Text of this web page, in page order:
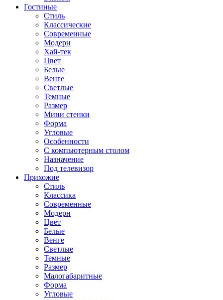
Гостиные
Стиль
Классические
Современные
Модерн
Хай-тек
Цвет
Белые
Венге
Светлые
Темные
Размер
Мини стенки
Форма
Угловые
Особенности
С компьютерным столом
Назначение
Под телевизор
Прихожие
Стиль
Классика
Современные
Модерн
Цвет
Белые
Венге
Светлые
Темные
Размер
Малогабаритные
Форма
Угловые